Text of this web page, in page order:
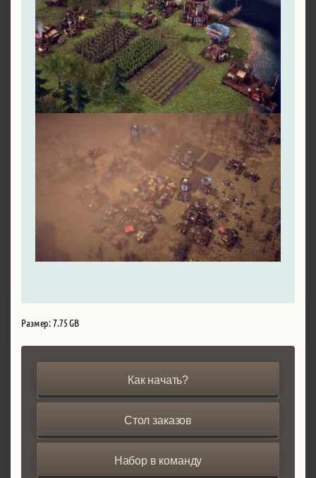
Размер: 7.75 GB
Как начать?
Стол заказов
Набор в команду